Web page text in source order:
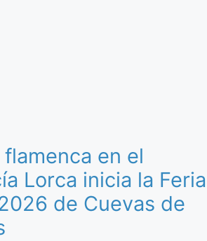
en el
Lorca inicia la Feria
de Cuevas de